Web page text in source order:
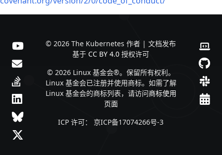
© 2026 The Kubernetes 作者 | 文档发布
基于 CC BY 4.0 授权许可
© 2026 Linux 基金会®。保留所有权利。
Linux 基金会已注册并使用商标。如需了解
Linux 基金会的商标列表，请访问商标使用
页面
ICP 许可： 京ICP备17074266号-3